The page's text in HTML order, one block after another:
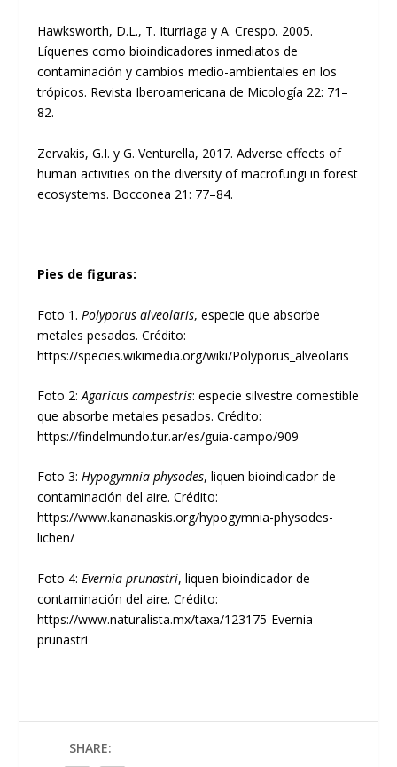
Hawksworth, D.L., T. Iturriaga y A. Crespo. 2005.
Líquenes como bioindicadores inmediatos de
contaminación y cambios medio-ambientales en los
trópicos. Revista Iberoamericana de Micología 22: 71–
82.
Zervakis, G.I. y G. Venturella, 2017. Adverse effects of
human activities on the diversity of macrofungi in forest
ecosystems. Bocconea 21: 77–84.
Pies de figuras:
Foto 1. Polyporus alveolaris, especie que absorbe
metales pesados. Crédito:
https://species.wikimedia.org/wiki/Polyporus_alveolaris
Foto 2:Agaricus campestris: especie silvestre comestible
que absorbe metales pesados. Crédito:
https://findelmundo.tur.ar/es/guia-campo/909
Foto 3:Hypogymnia physodes, liquen bioindicador de
contaminación del aire. Crédito:
https://www.kananaskis.org/hypogymnia-physodes-
lichen/
Foto 4:Evernia prunastri, liquen bioindicador de
contaminación del aire. Crédito:
https://www.naturalista.mx/taxa/123175-Evernia-
prunastri
SHARE: